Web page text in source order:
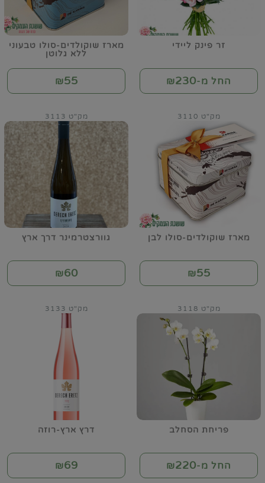
זר פינק ליידי
החל מ-₪230
מארז שוקולדים-סולו טבעוני
ללא גלוטן
₪55
מארז שוקולדים-סולו לבן
מק"ט 3110
₪55
גוורצטרמינר דרך ארץ
מק"ט 3113
₪60
פריחת הסחלב
מק"ט 3118
החל מ-₪220
דרץ ארץ-רוזה
מק"ט 3133
₪69